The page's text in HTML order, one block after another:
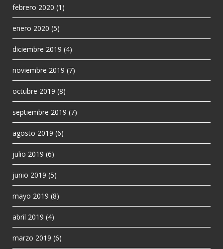
febrero 2020 (1)
enero 2020 (5)
diciembre 2019 (4)
noviembre 2019 (7)
octubre 2019 (8)
septiembre 2019 (7)
agosto 2019 (6)
julio 2019 (6)
junio 2019 (5)
mayo 2019 (8)
abril 2019 (4)
marzo 2019 (6)